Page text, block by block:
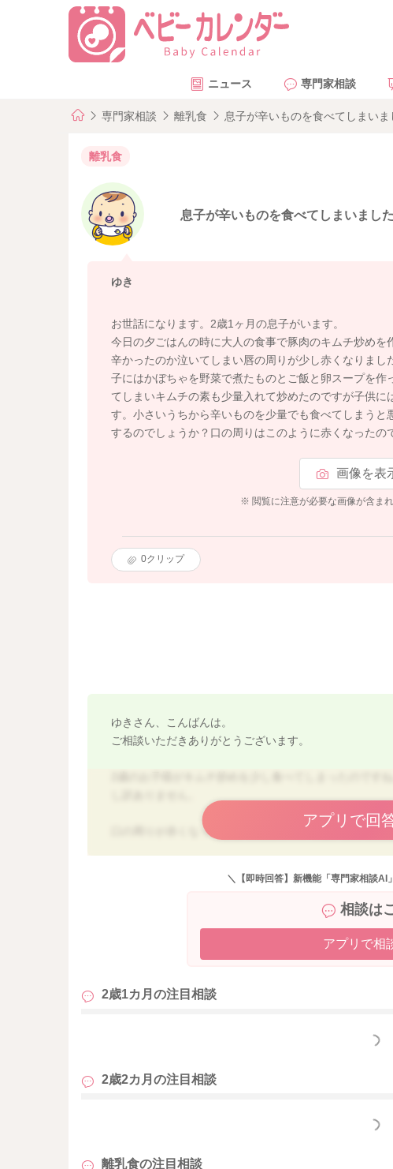
ニュース 専門家相談
専門家相談 離乳食 息子が辛いものを食べてしまいま
離乳食
息子が辛いものを食べてしまいました
ゆき
お世話になります。2歳1ヶ月の息子がいます。
今日の夕ごはんの時に大人の食事で豚肉のキムチ炒め
辛かったのか泣いてしまい唇の周りが少し赤くなりま
子にはかぼちゃを野菜で煮たものとご飯と卵スープを
てしまいキムチの素も少量入れて炒めたのですが子供
す。小さいうちから辛いものを少量でも食べてしまう
するのでしょうか？口の周りはこのように赤くなったの
画像を表
※ 閲覧に注意が必要な画像が含ま
0クリップ
ゆきさん、こんばんは。
ご相談いただきありがとうございます。
口の周りが赤くなってしまった点については、お子様
お子様にとってキムチは刺激が強いものになります。
がおかしくなる等、何か悪影響を及ぼす心配はないと
なるというお子様もいますので、今後の体調は気を付
医師にご相談くださいね。
大人が美味しそうに食べているものを食べたくなるのは
アプリで回
＼【即時回答】新機能「専門家相談AI
相談は
アプリで相
2歳1カ月の注目相談
もっと見
2歳2カ月の注目相談
もっと見
離乳食の注目相談